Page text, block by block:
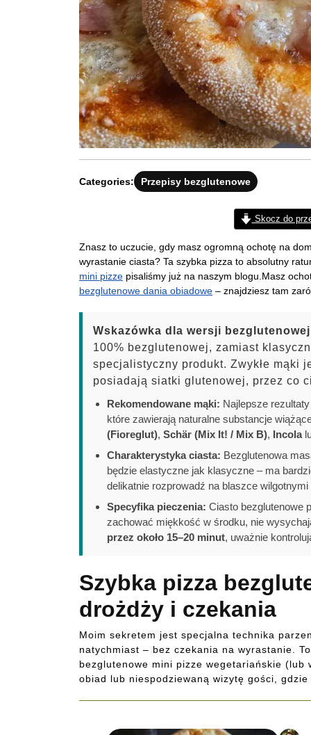
Categories: Przepisy bezglutenowe
Skocz do
Znasz to uczucie, gdy masz ogromną ochotę na
wyrastanie ciasta? Ta szybka pizza to absolutny
mini pizze pisaliśmy już na naszym blogu.Masz
bezglutenowe dania obiadowe – znajdziesz tam
Wskazówka dla wersji
100% bezglutenowej, zamiast
specjalistyczny produkt. Zwykłe mąki
posiadają siatki glutenowej, przez co
Rekomendowane mąki: Najlepsze
które zawierają naturalne substancje
(Fioreglut), Schär (Mix It! / Mix B), Incola
Charakterystyka ciasta: Bezglutenowa
będzie elastyczne jak klasyczne – ma
delikatnie rozprowadź na blaszce wilgotnymi
Specyfika pieczenia: Ciasto bezglutenowe
zachować miękkość w środku, nie
przez około 15–20 minut, uważnie
Szybka pizza
drożdży i czekania
Moim sekretem jest specjalna technika
natychmiast – bez czekania na wyrastanie.
bezglutenowe mini pizze wegetariańskie (lub
obiad lub niespodziewaną wizytę gości,